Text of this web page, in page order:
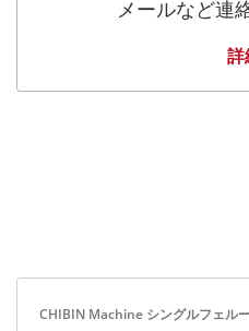
メールなど連
詳
CHIBIN Machine シングルフェル